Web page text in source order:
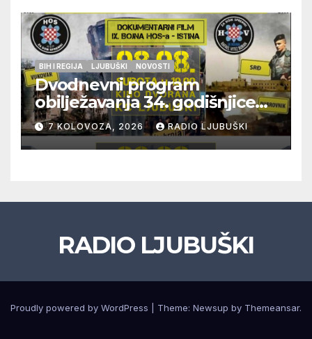
BIH I REGIJA LJUBUŠKI NOVOSTI
Dvodnevni program
obilježavanja 34. godišnjice
pogibije generala Blaža
Kraljevića i osmorice
pripadnika HOS-a
7 KOLOVOZA, 2026 RADIO LJUBUŠKI
RADIO LJUBUŠKI
Proudly powered by WordPress Theme: Newsup by Themeansar.